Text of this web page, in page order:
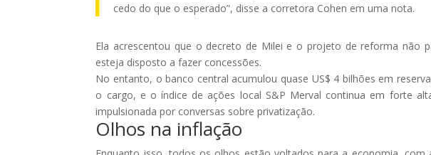
cedo do que o esperado”, disse a corretora Cohen em uma nota.
Ela acrescentou que o decreto de Milei e o projeto de reforma não
esteja disposto a fazer concessões.
No entanto, o banco central acumulou quase US$ 4 bilhões em
o cargo, e o índice de ações local S&P Merval continua em forte
impulsionada por conversas sobre privatização.
Olhos na inflação